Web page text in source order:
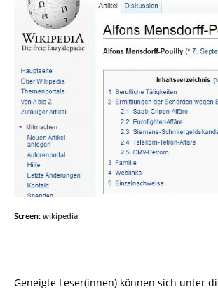
Screen: wikipedia
Geneigte Leser(innen) können sich unter